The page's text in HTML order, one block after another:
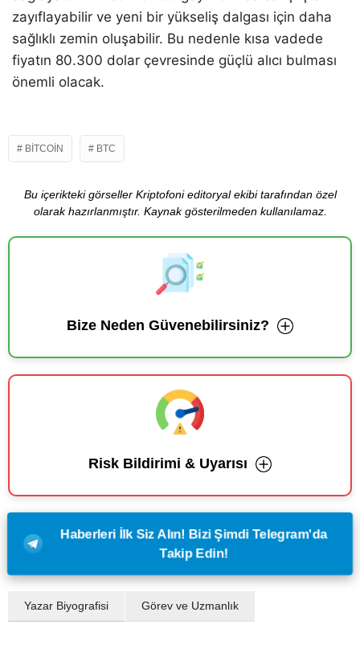
zayıflayabilir ve yeni bir yükseliş dalgası için daha
sağlıklı zemin oluşabilir. Bu nedenle kısa vadede
fiyatın 80.300 dolar çevresinde güçlü alıcı bulması
önemli olacak.
BITCOIN BTC
Bu içerikteki görseller Kriptofoni editoryal ekibi tarafından özel
olarak hazırlanmıştır. Kaynak gösterilmeden kullanılamaz.
Bize Neden Güvenebilirsiniz?
Risk Bildirimi & Uyarısı
Haberleri İlk Siz Alın! Bizi Şimdi Telegram'da
Takip Edin!
Yazar Biyografisi Görev ve Uzmanlık